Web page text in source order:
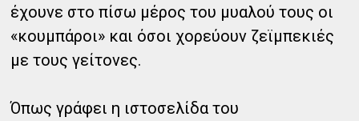
έχουνε στο πίσω μέρος του μυαλού τους οι
«κουμπάροι» και όσοι χορεύουν ζεϊμπεκιές
με τους γείτονες.
Όπως γράφει η ιστοσελίδα του